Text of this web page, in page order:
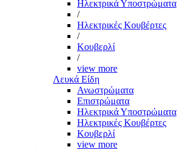
Ηλεκτρικά Υποστρώματα
/
Ηλεκτρικές Κουβέρτες
/
Κουβερλί
/
view more
Λευκά Είδη
Ανωστρώματα
Επιστρώματα
Ηλεκτρικά Υποστρώματα
Ηλεκτρικές Κουβέρτες
Κουβερλί
view more